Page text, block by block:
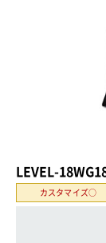
LEVEL-
カスタマイズ○